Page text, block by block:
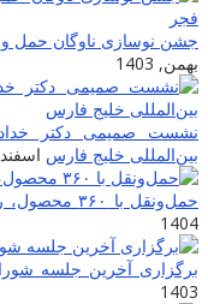
جشن نوسازی ناوگان حمل و
بهمن, 1403
نشست صمیمی دکتر
بین‌المللی خلیج فارس اسفند,
حمل‌ونقل با ۳۶۰ محصول، رتبه دوم تولید داخل محصولات نانو
1404
برگزاری آخرین جلسه
1403